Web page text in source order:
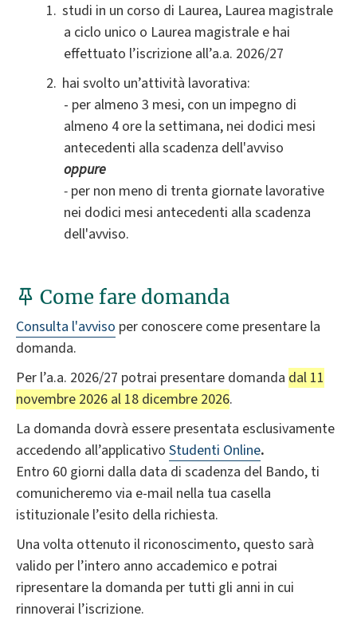
studi in un corso di Laurea, Laurea magistrale
a ciclo unico o Laurea magistrale e hai
effettuato l’iscrizione all’a.a. 2026/27
hai svolto un’attività lavorativa:
- per almeno 3 mesi, con un impegno di
almeno 4 ore la settimana, nei dodici mesi
antecedenti alla scadenza dell'avviso
oppure
- per non meno di trenta giornate lavorative
nei dodici mesi antecedenti alla scadenza
dell'avviso.
Come fare domanda
Consulta l'avviso per conoscere come presentare la
domanda.
Per l’a.a. 2026/27 potrai presentare domanda dal 11
novembre 2026 al 18 dicembre 2026.
La domanda dovrà essere presentata esclusivamente
accedendo all’applicativo Studenti Online.
Entro 60 giorni dalla data di scadenza del Bando, ti
comunicheremo via e-mail nella tua casella
istituzionale l’esito della richiesta.
Una volta ottenuto il riconoscimento, questo sarà
valido per l’intero anno accademico e potrai
ripresentare la domanda per tutti gli anni in cui
rinnoverai l’iscrizione.